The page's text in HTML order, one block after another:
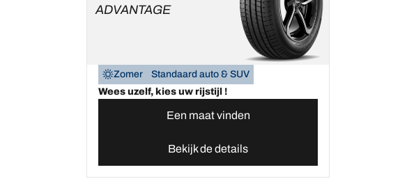
ADVANTAGE
Zomer
Standaard auto & SUV
Wees uzelf, kies uw rijstijl !
Een maat vinden
Bekijk de details